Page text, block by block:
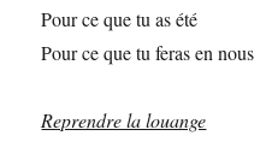
Pour ce que tu as été
Pour ce que tu feras en nous
Reprendre la louange